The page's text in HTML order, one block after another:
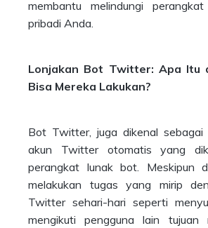
membantu melindungi
pribadi Anda.
Lonjakan Bot Twitter: Apa Itu
Bisa Mereka Lakukan?
Bot Twitter, juga dikenal sebagai
akun Twitter otomatis yang
perangkat lunak bot. Meskipun
melakukan tugas yang mirip
Twitter sehari-hari seperti
mengikuti pengguna lain tujuan